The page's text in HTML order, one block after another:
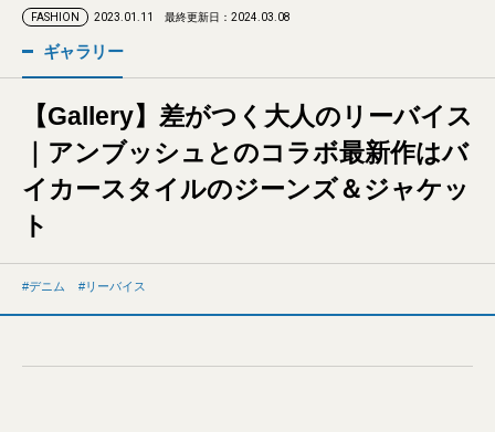
FASHION 2023.01.11 最終更新日：2024.03.08
ギャラリー
【Gallery】差がつく大人のリーバイス
｜アンブッシュとのコラボ最新作はバ
イカースタイルのジーンズ＆ジャケッ
ト
デニム リーバイス